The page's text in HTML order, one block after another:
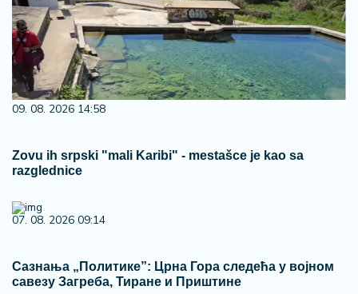
09. 08. 2026 14:58
Zovu ih srpski "mali Karibi" - mestašce je kao sa
razglednice
07. 08. 2026 09:14
Сазнања „Политике”: Црна Гора следећа у војном
савезу Загреба, Тиране и Приштине